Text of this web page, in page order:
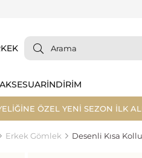
AKSESUARİNDİRİM
ÖZEL YENİ SEZON İLK
Erkek Gömlek Desenli Kısa